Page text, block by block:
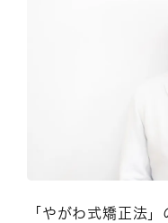
「やがわ式矯正法